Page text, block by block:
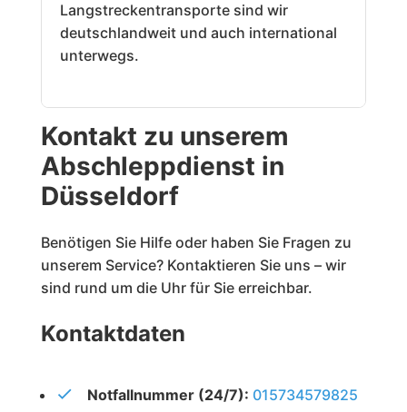
Langstreckentransporte sind wir
deutschlandweit und auch international
unterwegs.
Kontakt zu unserem
Abschleppdienst in
Düsseldorf
Benötigen Sie Hilfe oder haben Sie Fragen zu
unserem Service? Kontaktieren Sie uns – wir
sind rund um die Uhr für Sie erreichbar.
Kontaktdaten
Notfallnummer (24/7): 015734579825